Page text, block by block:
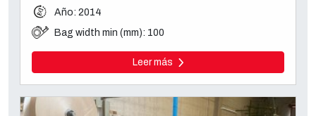
Año: 2014
Bag width min (mm): 100
Leer más